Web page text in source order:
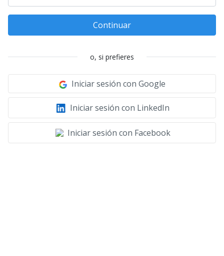
Continuar
o, si prefieres
Iniciar sesión con Google
Iniciar sesión con LinkedIn
Iniciar sesión con Facebook